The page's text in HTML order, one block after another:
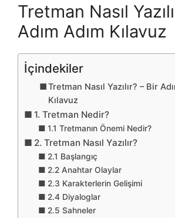
Tretman Nasıl
Adım Adım Kılavuz
İçindekiler
Tretman Nasıl Yazılır? – Bir
Kılavuz
1. Tretman Nedir?
1.1 Tretmanın Önemi Nedir?
2. Tretman Nasıl Yazılır?
2.1 Başlangıç
2.2 Anahtar Olaylar
2.3 Karakterlerin Gelişimi
2.4 Diyaloglar
2.5 Sahneler